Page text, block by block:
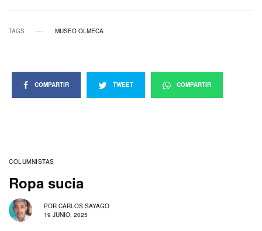
TAGS MUSEO OLMECA
COMPARTIR TWEET COMPARTIR
COLUMNISTAS
Ropa sucia
POR CARLOS SAYAGO
19 JUNIO, 2025